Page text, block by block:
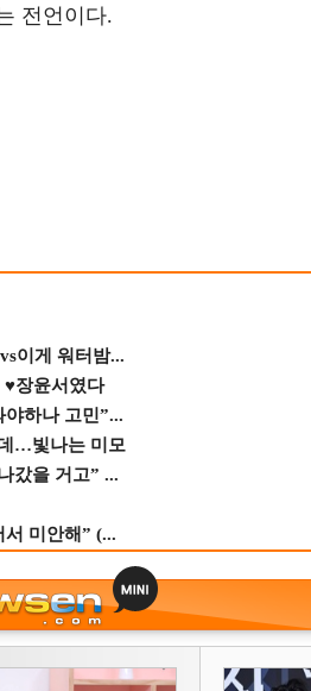
전언이다.
이게 워터밤...
♥장윤서였다
하나 고민”...
…빛나는 미모
갔을 거고” ...
미안해” (...